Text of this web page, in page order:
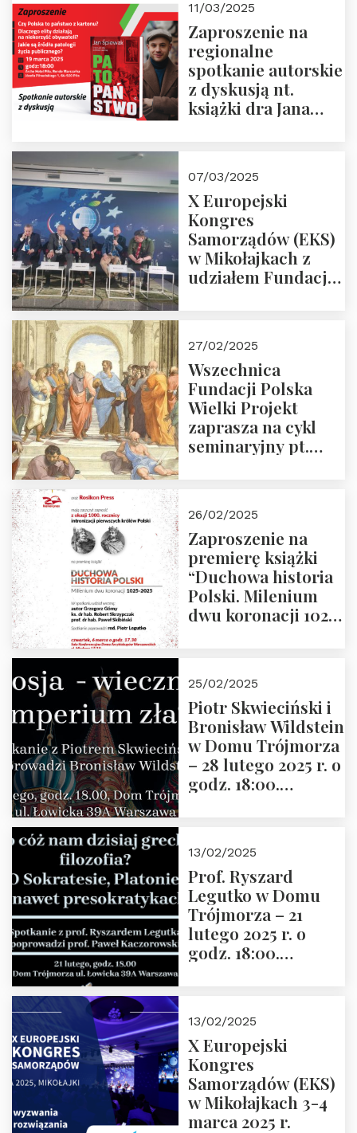
i prof.
Krasnodębski
11/03/2025
Zaproszenie na
regionalne
spotkanie autorskie
z dyskusją nt.
książki dra Jana
07/03/2025
X Europejski
Kongres
Samorządów (EKS)
w Mikołajkach z
udziałem Fundacji
27/02/2025
Wszechnica
Fundacji Polska
Wielki Projekt
zaprasza na cykl
seminaryjny pt.
26/02/2025
Zaproszenie na
premierę książki
“Duchowa historia
Polski. Milenium
dwu koronacji 1025-
2025 r. godz. 17:30,
DAW ul. Miodowa
17/19
25/02/2025
Piotr Skwieciński i
Bronisław Wildstein
w Domu Trójmorza
– 28 lutego 2025 r. o
godz. 18:00.
13/02/2025
Prof. Ryszard
Legutko w Domu
Trójmorza – 21
lutego 2025 r. o
godz. 18:00.
Zapraszamy
13/02/2025
X Europejski
Kongres
Samorządów (EKS)
w Mikołajkach 3-4
marca 2025 r.